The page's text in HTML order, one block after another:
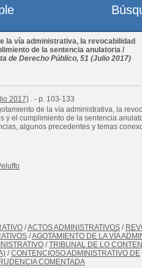
la vía administrativa, la revocabilidad
de la sentencia anulatoria /
de Derecho Público, 51 (Julio 2017)
2017) . - p. 103-133
de la vía administrativa, la
y el cumplimiento de la sentencia
algunos precedentes y temas
/ACTOS ADMINISTRATIVOS /
/AGOTAMIENTO DE LA VÍA
/TRIBUNAL DE LO
/CONTENCIOSO ADMINISTRATIVO DE
COMENTADA